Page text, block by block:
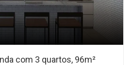
com 3 quartos, 96m²